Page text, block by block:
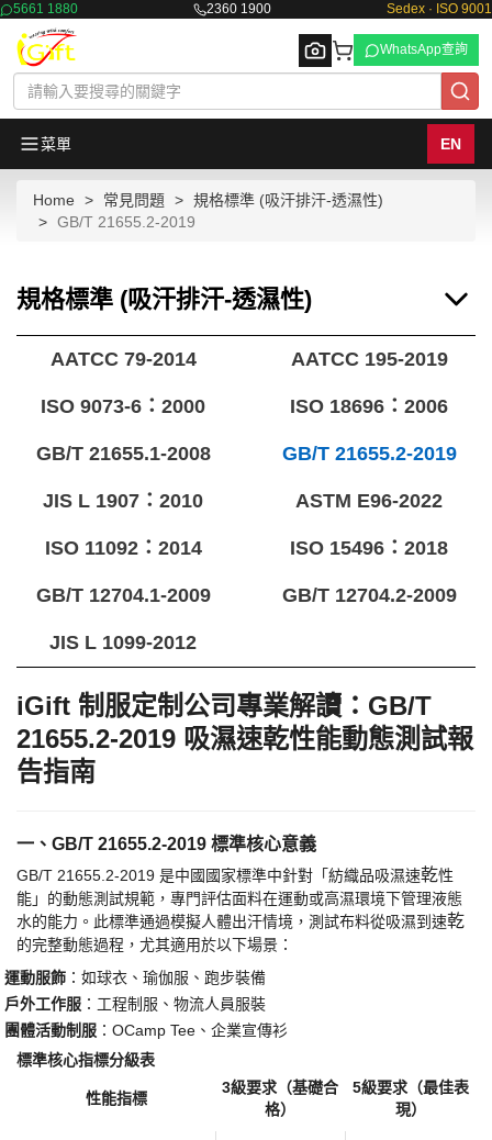
5661 1880 2360 1900 Sedex · ISO 9001
Browse
WhatsApp查詢
菜單 EN
Home 常見問題
規格標準 (吸汗排汗-透濕性)
GB/T 21655.2-2019
規格標準 (吸汗排汗-透濕性)
AATCC 79-2014 AATCC 195-2019
ISO 9073-6：2000 ISO 18696：2006
GB/T 21655.1-2008 GB/T 21655.2-2019
JIS L 1907：2010 ASTM E96-2022
ISO 11092：2014 ISO 15496：2018
GB/T 12704.1-2009 GB/T 12704.2-2009
JIS L 1099-2012
iGift 制服定制公司專業解讀：GB/T
21655.2-2019 吸濕速乾性能動態測試報
告指南
一、 GB/T 21655.2-2019 標準核心意義
GB/T 21655.2-2019 是中國國家標準中針對「紡織品吸濕速乾性
能」的動態測試規範，專門評估面料在運動或高濕環境下管理液態
水的能力。此標準通過模擬人體出汗情境，測試布料從吸濕到速乾
的完整動態過程，尤其適用於以下場景：
​運動服飾​ ​：如球衣、瑜伽服、跑步裝備
​戶外工作服​ ​：工程制服、物流人員服裝
​團體活動制服​ ​：OCamp Tee、企業宣傳衫
標準核心指標分級表
性能指標
3級要求（基礎合
格）
5級要求（最佳表
現）